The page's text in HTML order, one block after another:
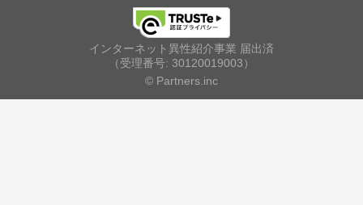
インターネット異性紹介事業 届出済
（受理番号: 30120019003）
© Partners.inc